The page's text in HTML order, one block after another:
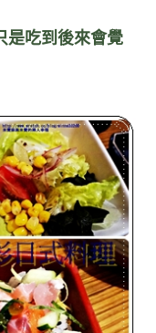
是吃到後來會覺